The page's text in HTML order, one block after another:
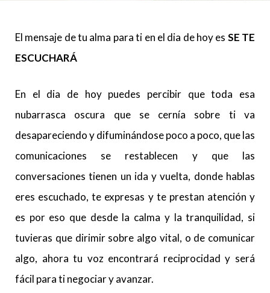
El mensaje de tu alma para ti en el dia de hoy es SE TE
ESCUCHARÁ
En el dia de hoy puedes percibir que toda esa
nubarrasca oscura que se cernía sobre ti va
desapareciendo y difuminándose poco a poco, que las
comunicaciones se restablecen y que las
conversaciones tienen un ida y vuelta, donde hablas
eres escuchado, te expresas y te prestan atención y
es por eso que desde la calma y la tranquilidad, si
tuvieras que dirimir sobre algo vital, o de comunicar
algo, ahora tu voz encontrará reciprocidad y será
fácil para ti negociar y avanzar.